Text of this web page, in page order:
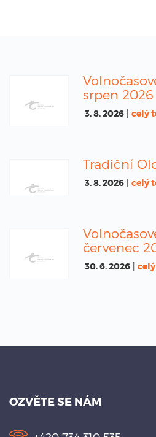
srpen 2026
3. 8. 2026 celý
Tradiční
3. 8. 2026 celý
červenec
30. 6. 2026
OZVĚTE SE NÁM